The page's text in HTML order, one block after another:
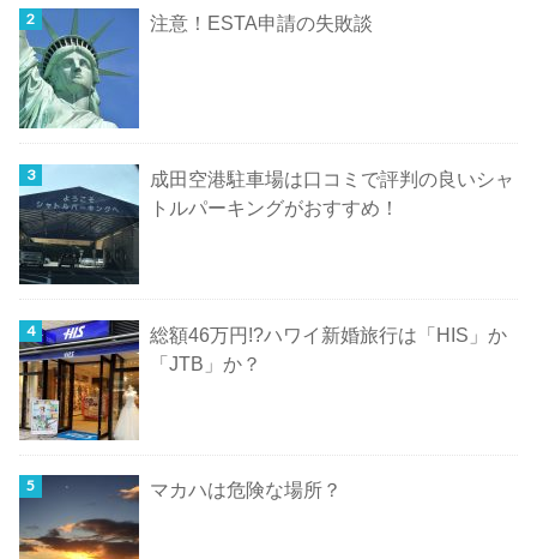
注意！ESTA申請の失敗談
成田空港駐車場は口コミで評判の良いシャ
トルパーキングがおすすめ！
総額46万円!?ハワイ新婚旅行は「HIS」か
「JTB」か？
マカハは危険な場所？